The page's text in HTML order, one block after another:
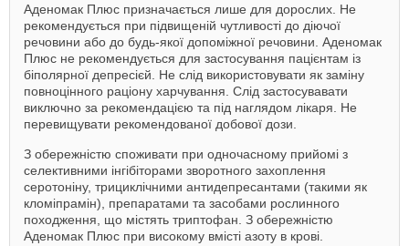
Аденомак Плюс призначається лише для дорослих. Не
рекомендується при підвищеній чутливості до діючої
речовини або до будь-якої допоміжної речовини. Аденомак
Плюс не рекомендується для застосування пацієнтам із
біполярної депресієй. Не слід використовувати як заміну
повноцінного раціону харчування. Слід застосувавати
виключно за рекомендацією та під наглядом лікаря. Не
перевищувати рекомендованої добової дози.
З обережністю споживати при одночасному прийомі з
селективними інгібіторами зворотного захоплення
серотоніну, трициклічними антидепресантами (такими як
кломіпрамін), препаратами та засобами рослинного
походження, що містять триптофан. З обережністю
Аденомак Плюс при високому вмісті азоту в крові.